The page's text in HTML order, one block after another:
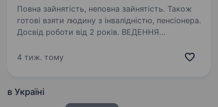
Повна зайнятість, неповна зайнятість. Також
готові взяти людину з інвалідністю, пенсіонера.
Досвід роботи від 2 років. ВЕДЕННЯ
податок 2 група -роздрібна торгівля:
заробітної плати та супровід кадрових
процесів робота…
4 тиж. тому
в Україні